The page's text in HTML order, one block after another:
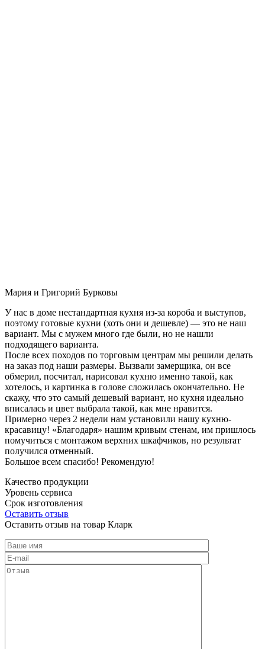
Мария и Григорий Бурковы
У нас в доме нестандартная кухня из-за короба и выступов,
поэтому готовые кухни (хоть они и дешевле) — это не наш
вариант. Мы с мужем много где были, но не нашли
подходящего варианта.
После всех походов по торговым центрам мы решили делать
на заказ под наши размеры. Вызвали замерщика, он все
обмерил, посчитал, нарисовал кухню именно такой, как
хотелось, и картинка в голове сложилась окончательно. Не
скажу, что это самый дешевый вариант, но кухня идеально
вписалась и цвет выбрала такой, как мне нравится.
Примерно через 2 недели нам установили нашу кухню-
красавицу! «Благодаря» нашим кривым стенам, им пришлось
помучиться с монтажом верхних шкафчиков, но результат
получился отменный.
Большое всем спасибо! Рекомендую!
Качество продукции
Уровень сервиса
Срок изготовления
Оставить отзыв
Оставить отзыв на товар Кларк